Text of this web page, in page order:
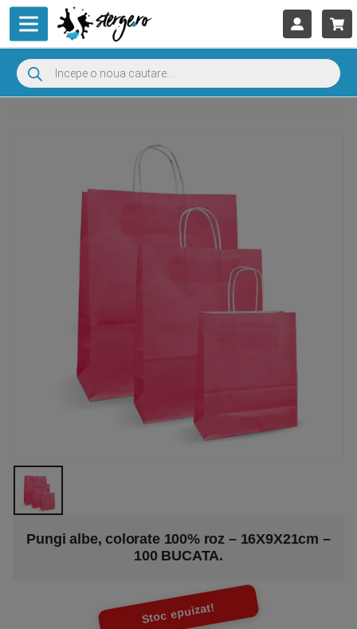
Pungi albe, colorate 100% roz – 16X9X21cm –
100 BUCATA.
Stoc epuizat!